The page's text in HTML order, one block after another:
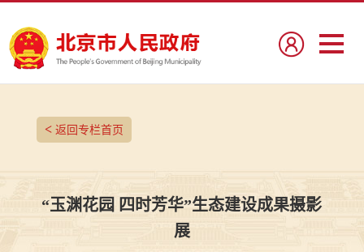
<返回专栏首页
“玉渊花园 四时芳华”生态建设成果摄影
展